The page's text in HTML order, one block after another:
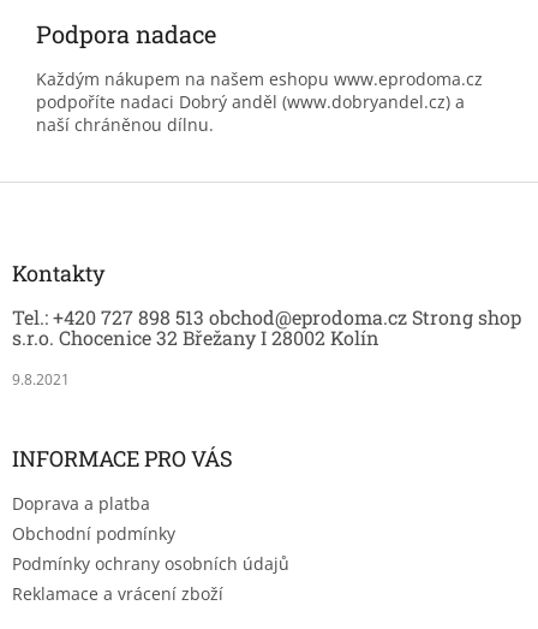
Podpora nadace
Každým nákupem na našem eshopu www.eprodoma.cz
podpoříte nadaci Dobrý anděl (www.dobryandel.cz) a
naší chráněnou dílnu.
Z
Kontakty
Tel.: +420 727 898 513 obchod@eprodoma.cz Strong shop
s.r.o. Chocenice 32 Břežany I 28002 Kolín
9.8.2021
INFORMACE PRO VÁS
Doprava a platba
Obchodní podmínky
Podmínky ochrany osobních údajů
Reklamace a vrácení zboží